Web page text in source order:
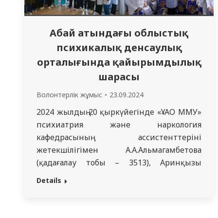
Абай атындағы облыстық
психикалық денсаулық
орталығында қайырымдылық
шарасы
Волонтерлік жұмыс 23.09.2024
2024 жылдың 20 қыркүйегінде «ҰАО ММУ»
психиатрия және наркология
кафедрасының ассистенттерінің
жетекшілігімен А.А.Альмагамбетова
(қадағалау тобы – 3513), Аринқызы
Жұлдыз – неврология, офтальмология
Details